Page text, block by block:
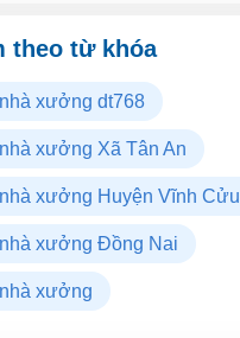
theo từ khóa
xưởng dt768
xưởng Xã Tân An
xưởng Huyện Vĩnh Cửu
xưởng Đồng Nai
xưởng